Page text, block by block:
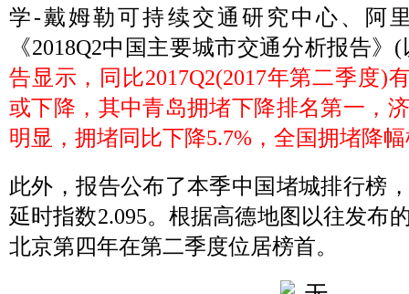
学-戴姆勒可持续交通研究中心、阿
《2018Q2中国主要城市交通分析报告》
告显示，同比2017Q2(2017年第二季度)
或下降，其中青岛拥堵下降排名第一，
明显，拥堵同比下降5.7%，全国拥堵降
此外，报告公布了本季中国堵城排行榜
延时指数2.095。根据高德地图以往发布
北京第四年在第二季度位居榜首。
杰瑞新品发布专访：数据引领城市交通指... 苏州